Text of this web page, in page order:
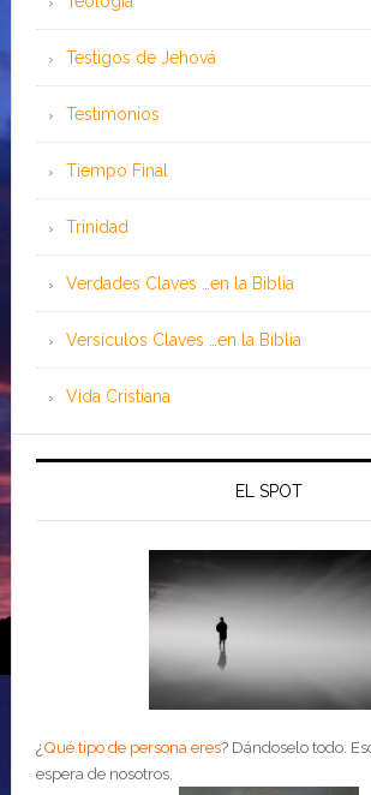
Testigos de Jehová
Testimonios
Tiempo Final
Trinidad
Verdades Claves …en la Biblia
Versículos Claves …en la Biblia
Vida Cristiana
EL SPOT
¿Qué tipo de persona eres? Dándoselo todo.
espera de nosotros.